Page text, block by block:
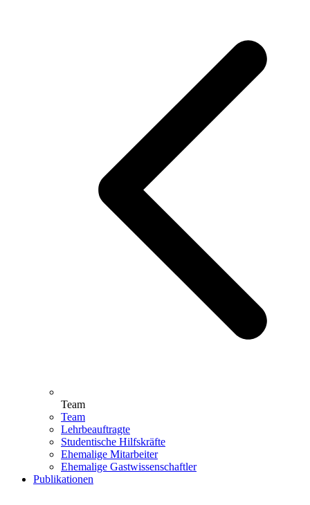
Team
Team
Lehrbeauftragte
Studentische Hilfskräfte
Ehemalige Mitarbeiter
Ehemalige Gastwissenschaftler
Publikationen